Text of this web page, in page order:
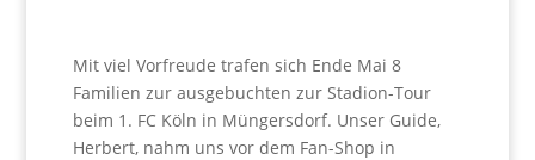
Mit viel Vorfreude trafen sich Ende Mai 8
Familien zur ausgebuchten zur Stadion-Tour
beim 1. FC Köln in Müngersdorf. Unser Guide,
Herbert, nahm uns vor dem Fan-Shop in